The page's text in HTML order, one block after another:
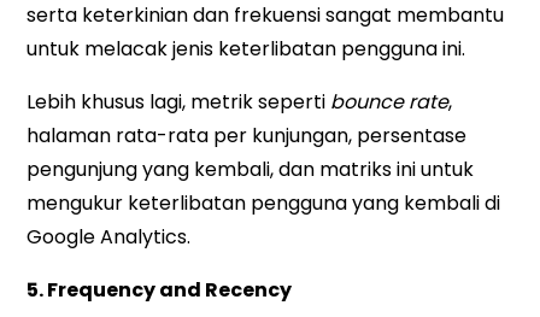
serta keterkinian dan frekuensi sangat membantu
untuk melacak jenis keterlibatan pengguna ini.
Lebih khusus lagi, metrik seperti bounce rate,
halaman rata-rata per kunjungan, persentase
pengunjung yang kembali, dan matriks ini untuk
mengukur keterlibatan pengguna yang kembali di
Google Analytics.
5. Frequency and Recency